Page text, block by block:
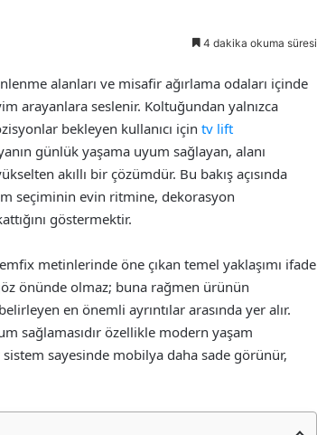
4 dakika okuma süresi
alanları ve misafir ağırlama odaları içinde
arayanlara seslenir. Koltuğundan yalnızca
bekleyen kullanıcı için tv lift
günlük yaşama uyum sağlayan, alanı
akıllı bir çözümdür. Bu bakış açısında
seçiminin evin ritmine, dekorasyon
göstermektir.
metinlerinde öne çıkan temel yaklaşımı ifade
önünde olmaz; buna rağmen ürünün
en önemli ayrıntılar arasında yer alır.
sağlamasıdır özellikle modern yaşam
sayesinde mobilya daha sade görünür,